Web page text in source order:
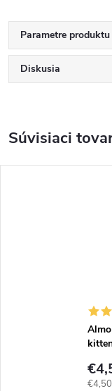
Parametre produktu
Diskusia
Súvisiaci